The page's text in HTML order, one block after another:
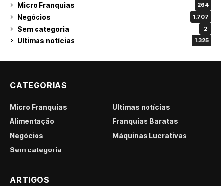
Micro Franquias 264
Negócios 1.707
Sem categoria 2
Últimas notícias 1.325
CATEGORIAS
Micro Franquias
Últimas notícias
Alimentação
Franquias Baratas
Negócios
Máquinas Lucrativas
Sem categoria
ARTIGOS